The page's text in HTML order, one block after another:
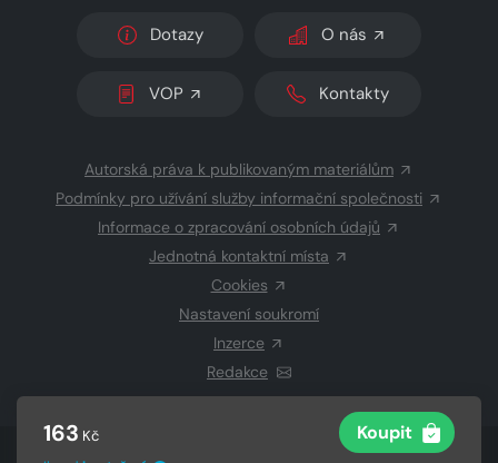
163 Kč Koupit
Dotazy O nás
VOP Kontakty
Autorská práva k publikovaným materiálům
Podmínky pro užívání služby informační společnosti
Informace o zpracování osobních údajů
Jednotná kontaktní místa
Cookies
Nastavení soukromí
Inzerce
Redakce